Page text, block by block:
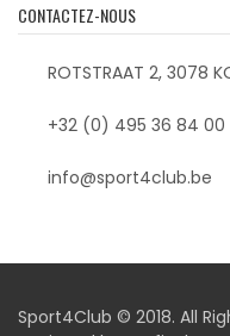
CONTACTEZ-NOUS
ROTSTRAAT 2, 3078
+32 (0) 495 36 84 00
info@sport4club.be
Sport4Club © 2018. All